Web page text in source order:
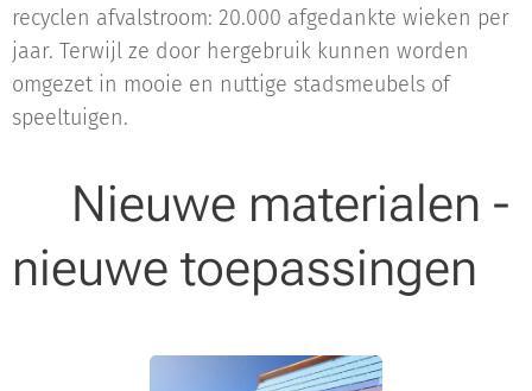
recyclen afvalstroom: 20.000 afgedankte wieken per
jaar. Terwijl ze door hergebruik kunnen worden
omgezet in mooie en nuttige stadsmeubels of
speeltuigen.
Nieuwe materialen -
nieuwe toepassingen